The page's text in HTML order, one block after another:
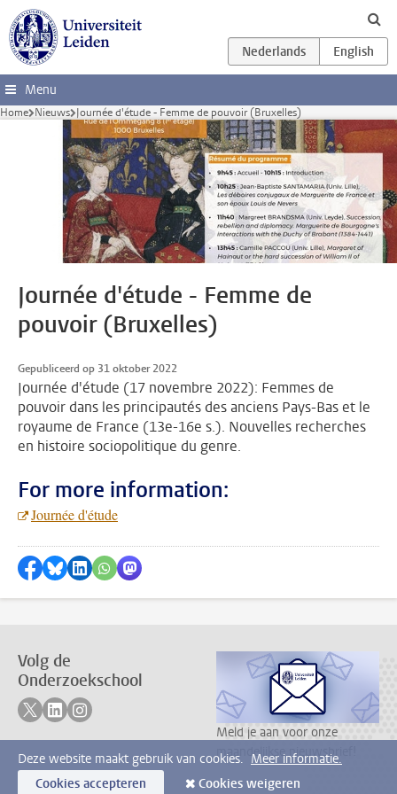
Ga direct naar de inhoud
Menu
Home Nieuws Journée d'étude - Femme de pouvoir (Bruxelles)
Journée d'étude - Femme de
pouvoir (Bruxelles)
Gepubliceerd op 31 oktober 2022
Journée d'étude (17 novembre 2022): Femmes de
pouvoir dans les principautés des anciens Pays-Bas et le
royaume de France (13e-16e s.). Nouvelles recherches
en histoire sociopolitique du genre.
For more information:
Journée d'étude
Delen op Facebook
Delen via Bluesky
Delen op LinkedIn
???shareWhatsApp???
Delen via Mastodon
Volg de
Onderzoekschool
Volg ons op twitter
Volg ons op linkedin
Volg ons op instagram
Meld je aan voor onze
maandelijkse nieuwsbrief!
Deze website maakt gebruik van cookies. Meer informatie.
Cookies accepteren
Cookies weigeren